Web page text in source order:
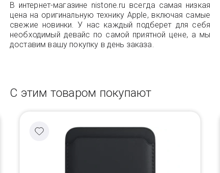
В интернет-магазине nistone.ru всегда самая низкая
цена на оригинальную технику Apple, включая самые
свежие новинки. У нас каждый подберет для себя
необходимый девайс по самой приятной цене, а мы
доставим вашу покупку в день заказа.
С этим товаром покупают